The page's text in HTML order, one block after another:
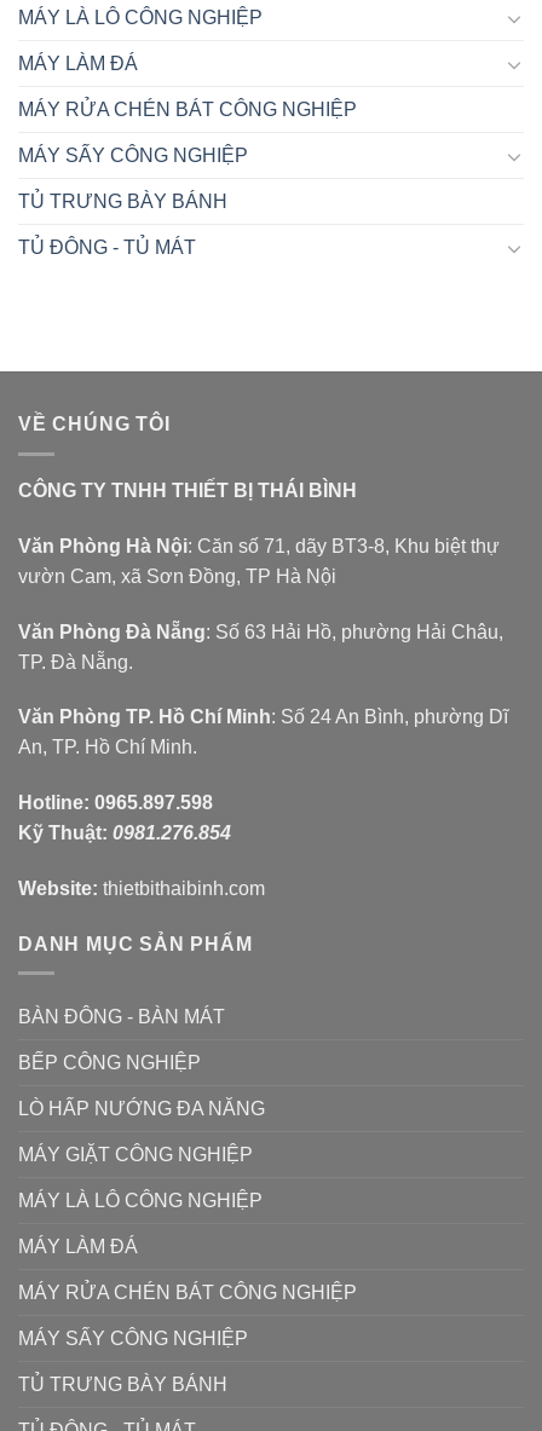
MÁY LÀ LÔ CÔNG NGHIỆP
MÁY LÀM ĐÁ
MÁY RỬA CHÉN BÁT CÔNG NGHIỆP
MÁY SẤY CÔNG NGHIỆP
TỦ TRƯNG BÀY BÁNH
TỦ ĐÔNG - TỦ MÁT
VỀ CHÚNG TÔI
CÔNG TY TNHH THIẾT BỊ THÁI BÌNH
Văn Phòng Hà Nội: Căn số 71, dãy BT3-8, Khu biệt thự
vườn Cam, xã Sơn Đồng, TP Hà Nội
Văn Phòng Đà Nẵng: Số 63 Hải Hồ, phường Hải Châu,
TP. Đà Nẵng.
Văn Phòng TP. Hồ Chí Minh: Số 24 An Bình, phường Dĩ
An, TP. Hồ Chí Minh.
Hotline: 0965.897.598
Kỹ Thuật: 0981.276.854
Website: thietbithaibinh.com
DANH MỤC SẢN PHẨM
BÀN ĐÔNG - BÀN MÁT
BẾP CÔNG NGHIỆP
LÒ HẤP NƯỚNG ĐA NĂNG
MÁY GIẶT CÔNG NGHIỆP
MÁY LÀ LÔ CÔNG NGHIỆP
MÁY LÀM ĐÁ
MÁY RỬA CHÉN BÁT CÔNG NGHIỆP
MÁY SẤY CÔNG NGHIỆP
TỦ TRƯNG BÀY BÁNH